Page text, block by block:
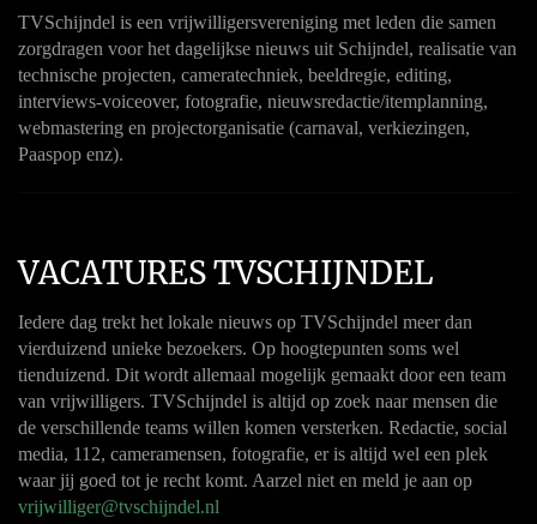
TVSchijndel is een vrijwilligersvereniging met leden die samen
zorgdragen voor het dagelijkse nieuws uit Schijndel, realisatie van
technische projecten, cameratechniek, beeldregie, editing,
interviews-voiceover, fotografie, nieuwsredactie/itemplanning,
webmastering en projectorganisatie (carnaval, verkiezingen,
Paaspop enz).
VACATURES TVSCHIJNDEL
Iedere dag trekt het lokale nieuws op TVSchijndel meer dan
vierduizend unieke bezoekers. Op hoogtepunten soms wel
tienduizend. Dit wordt allemaal mogelijk gemaakt door een team
van vrijwilligers. TVSchijndel is altijd op zoek naar mensen die
de verschillende teams willen komen versterken. Redactie, social
media, 112, cameramensen, fotografie, er is altijd wel een plek
waar jij goed tot je recht komt. Aarzel niet en meld je aan op
vrijwilliger@tvschijndel.nl